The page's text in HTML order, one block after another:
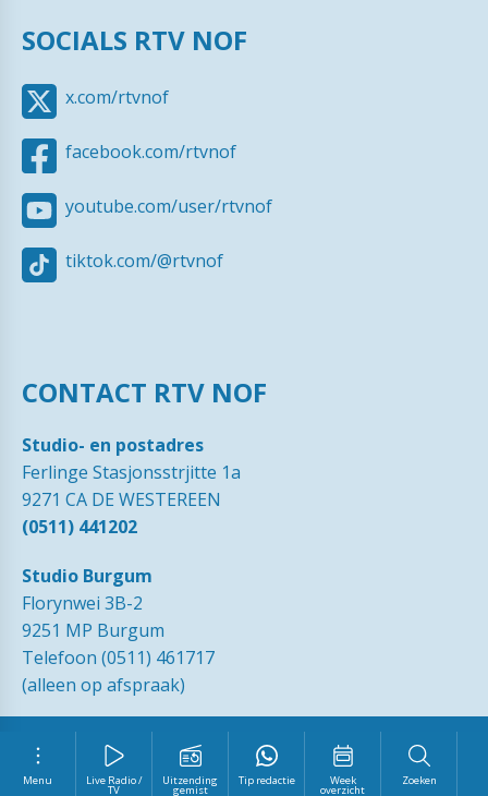
Menu Live Radio /
TV
Uitzending
gemist
Tip redactie Week
overzicht
Zoeken
SOCIALS RTV NOF
x.com/rtvnof
facebook.com/rtvnof
youtube.com/user/rtvnof
tiktok.com/@rtvnof
CONTACT RTV NOF
Studio- en postadres
Ferlinge Stasjonsstrjitte 1a
9271 CA DE WESTEREEN
(0511) 441202
Studio Burgum
Florynwei 3B-2
9251 MP Burgum
Telefoon (0511) 461717
(alleen op afspraak)
© 1989 - 2026 RTVNOF·Contact Tip de redactie
Ingezonden
·Disclaimer ·Privacy Statement RTV NOF
Vrijwilliger
worden?